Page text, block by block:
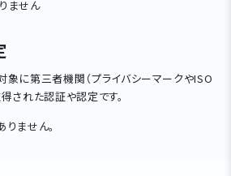
ません
に第三者機関（プライバシーマークやISO
された認証や認定です。
ません。